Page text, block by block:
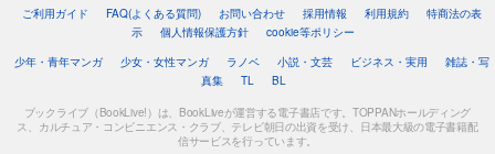
融点～とけあい～【タテヨミ】第47話
82円 (税込)
試し読み
あらすじを表示する
ご利用ガイド FAQ(よくある質問) お問い合わせ 採用情報 利用規約
特商法の表
示
個人情報保護方針
cookie等ポリシー
少年・青年マンガ
少女・女性マンガ ラノベ 小説・文芸 ビジネス・実用
雑誌・写
真集
TL BL
ブックライブ（BookLive!）は、BookLiveが運営する電子書店です。TOPPANホールディング
ス、カルチュア・コンビニエンス・クラブ、テレビ朝日の出資を受け、日本最大級の電子書籍配
信サービスを行っています。